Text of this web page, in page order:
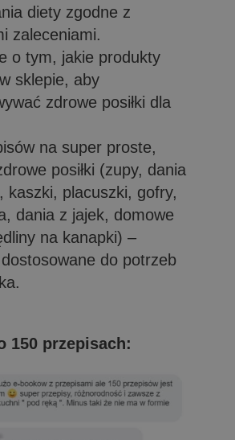
diety zgodne z
zaleceniami.
o tym, jakie produkty
sklepie, aby
zdrowe posiłki dla
na super proste,
posiłki (zupy, dania
kaszki, placuszki, gofry,
dania z jajek, domowe
na kanapki) –
do potrzeb
150 przepisach: